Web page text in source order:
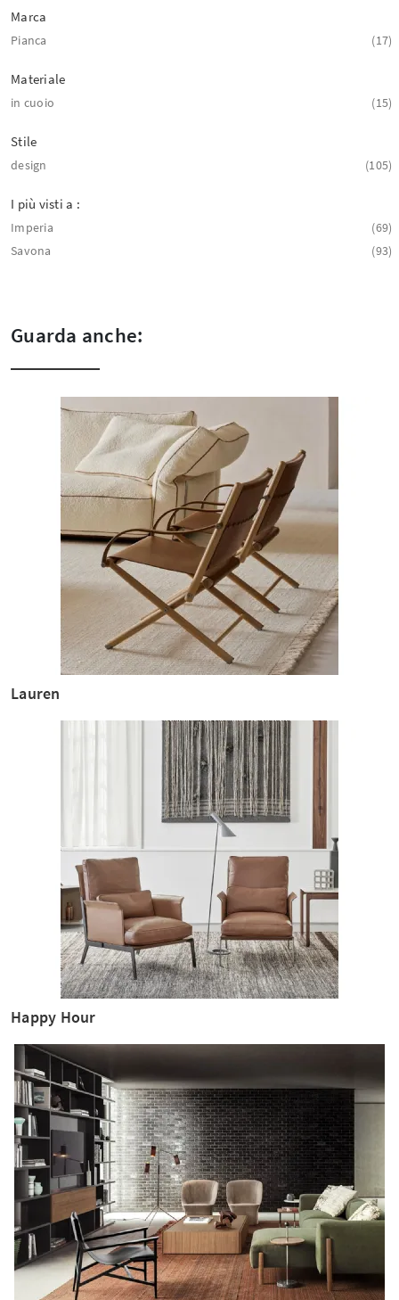
Marca
Pianca 17
Materiale
in cuoio 15
Stile
design 105
I più visti a :
Imperia
69
Savona
93
Guarda anche:
Lauren
Happy Hour